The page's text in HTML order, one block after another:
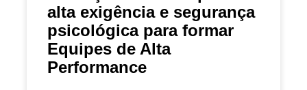
alta exigência e segurança
psicológica para formar
Equipes de Alta
Performance